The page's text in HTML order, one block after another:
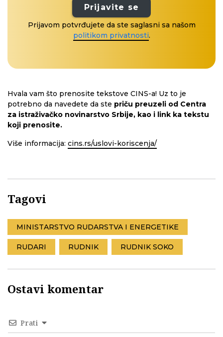
Prijavite se
Prijavom potvrđujete da ste saglasni sa našom
politikom privatnosti.
Hvala vam što prenosite tekstove CINS-a! Uz to je
potrebno da navedete da ste priču preuzeli od Centra
za istraživačko novinarstvo Srbije, kao i link ka tekstu
koji prenosite.
Više informacija: cins.rs/uslovi-koriscenja/
Tagovi
MINISTARSTVO RUDARSTVA I ENERGETIKE
RUDARI RUDNIK RUDNIK SOKO
Ostavi komentar
Prati